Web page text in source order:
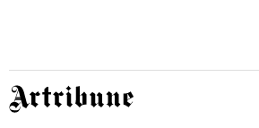
Artribune